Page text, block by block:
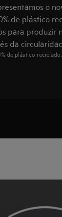
o
de plástico
para produzir
da
de plástico